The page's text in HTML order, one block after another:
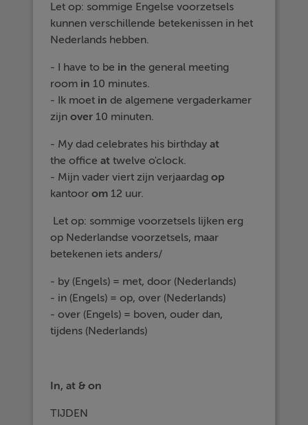
Let op: sommige Engelse voorzetsels
kunnen verschillende betekenissen in het
Nederlands hebben.
- I have to be in the general meeting
room in 10 minutes.
- Ik moet in de algemene vergaderkamer
zijnover 10 minuten.
- My dad celebrates his birthdayat
the officeat twelve o'clock.
- Mijn vader viert zijn verjaardagop
kantoorom 12 uur.
Let op: sommige voorzetsels lijken erg
op Nederlandse voorzetsels, maar
betekenen iets anders/
- by (Engels) = met, door (Nederlands)
- in (Engels) = op, over (Nederlands)
- over (Engels) = boven, ouder dan,
tijdens (Nederlands)
In, at & on
TIJDEN